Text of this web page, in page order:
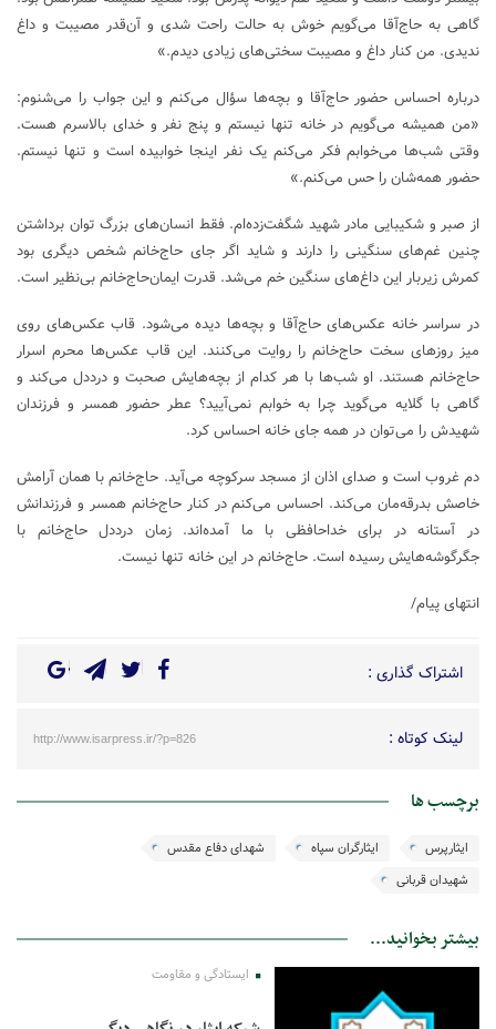
گاهی به حاج‌آقا می‌گویم خوش به حالت راحت شدی و آن‌قدر مصیبت و داغ
ندیدی. من کنار داغ و مصیبت سختی‌های زیادی دیدم.»
درباره احساس حضور حاج‌آقا و بچه‌ها سؤال می‌کنم و این جواب را می‌شنوم:
«من همیشه می‌گویم در خانه تنها نیستم و پنج نفر و خدای بالاسرم هست.
وقتی شب‌ها می‌خوابم فکر می‌کنم یک نفر اینجا خوابیده است و تنها نیستم.
حضور همه‌شان را حس می‌کنم.»
از صبر و شکیبایی مادر شهید شگفت‌زده‌ام. فقط انسان‌های بزرگ توان برداشتن
چنین غم‌های سنگینی را دارند و شاید اگر جای حاج‌خانم شخص دیگری بود
کمرش زیربار این داغ‌های سنگین خم می‌شد. قدرت ایمان‌حاج‌خانم بی‌نظیر است.
در سراسر خانه عکس‌های حاج‌آقا و بچه‌ها دیده می‌شود. قاب عکس‌های روی
میز روز‌های سخت حاج‌خانم را روایت می‌کنند. این قاب عکس‌ها محرم اسرار
حاج‌خانم هستند. او شب‌ها با هر کدام از بچه‌هایش صحبت و درددل می‌کند و
گاهی با گلایه می‌گوید چرا به خوابم نمی‌آیید؟ عطر حضور همسر و فرزندان
شهیدش را می‌توان در همه جای خانه احساس کرد.
دم غروب است و صدای اذان از مسجد سرکوچه می‌آید. حاج‌خانم با همان آرامش
خاصش بدرقه‌مان می‌کند. احساس می‌کنم در کنار حاج‌خانم همسر و فرزندانش
در آستانه در برای خداحافظی با ما آمده‌اند. زمان درددل حاج‌خانم با
جگرگوشه‌هایش رسیده است. حاج‌خانم در این خانه تنها نیست.
انتهای پیام/
اشتراک گذاری :
لینک کوتاه : http://www.isarpress.ir/?p=826
برچسب ها
ایثارپرس ایثارگران سپاه
شهدای دفاع مقدس
شهیدان قربانی
بیشتر بخوانید...
ایستادگی و مقاومت